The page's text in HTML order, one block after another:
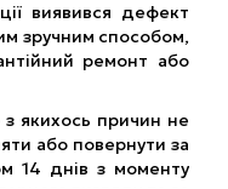
виявився дефект
зручним способом,
ремонт або
якихось причин не
або повернути за
14 днів з моменту